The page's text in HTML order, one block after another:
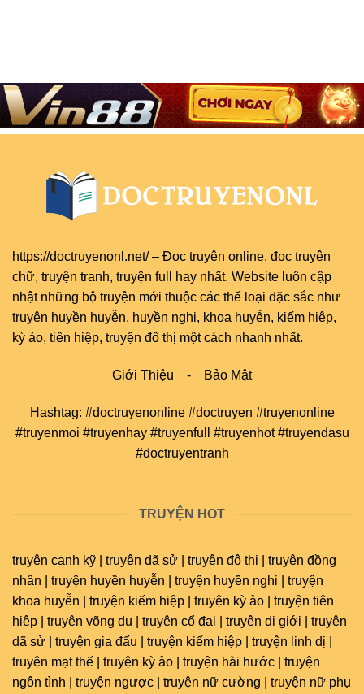
https://doctruyenonl.net/– Đọc truyện online, đọc truyện
chữ, truyện tranh, truyện full
hay nhất. Website luôn cập
nhật những bộ truyện mới thuộc các thể loại đặc sắc như
truyện huyền huyễn, huyền nghi, khoa huyễn, kiếm hiệp,
kỳ ảo, tiên hiệp, truyện đô thị một cách nhanh nhất.
Giới Thiệu - Bảo Mật
Hashtag: #doctruyenonline #doctruyen #truyenonline
#truyenmoi #truyenhay #truyenfull #truyenhot #truyendasu
#doctruyentranh
TRUYỆN HOT
truyện cạnh kỹ | truyện dã sử | truyện đô thị | truyện đồng
nhân | truyện huyền huyễn | truyện huyền nghi | truyện
khoa huyễn | truyện kiếm hiệp | truyện kỳ ảo | truyện tiên
hiệp | truyện võng du | truyện cổ đại | truyện dị giới | truyện
dã sử | truyện gia đấu | truyện kiếm hiệp | truyện linh dị |
truyện mạt thế | truyện kỳ ảo | truyện hài hước | truyện
ngôn tình | truyện ngược | truyện nữ cường | truyện nữ phụ